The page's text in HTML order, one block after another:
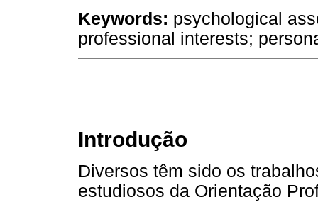
Keywords: psychological
professional interests;
Introdução
Diversos têm sido os
estudiosos da Orientação